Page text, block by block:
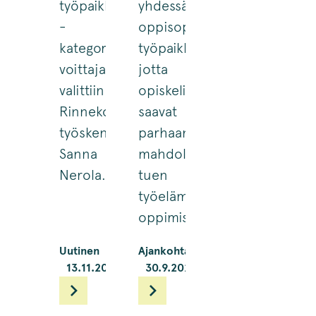
työpaikkaohjaaja
-
kategorian
voittajaksi
valittiin
Rinnekodeilla
työskentelevä
Sanna
Nerola.
Uutinen
13.11.2025
yhdessä
oppisopimusopiskelijoiden
työpaikkaohjausta,
jotta
opiskelijat
saavat
parhaan
mahdollisen
tuen
työelämässä
oppimiseen.
Ajankohtaiset
30.9.2025